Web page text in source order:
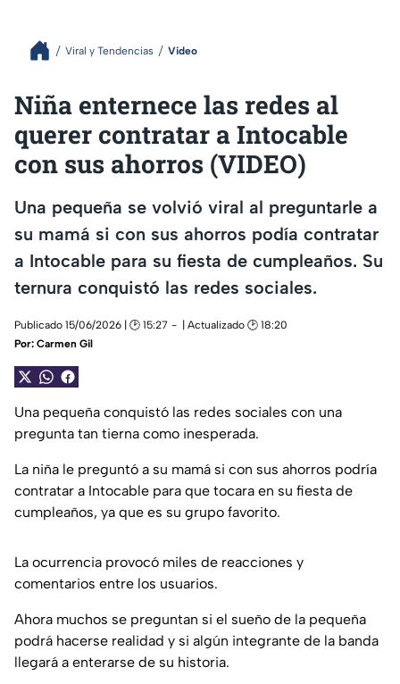
Viral y Tendencias Video
Niña enternece las redes al
querer contratar a Intocable
con sus ahorros (VIDEO)
Una pequeña se volvió viral al preguntarle a
su mamá si con sus ahorros podía contratar
a Intocable para su fiesta de cumpleaños. Su
ternura conquistó las redes sociales.
Publicado 15/06/2026 | 🕑 15:27
| Actualizado 🕑 18:20
Por: Carmen Gil
Una pequeña conquistó las redes sociales con una
pregunta tan tierna como inesperada.
La niña le preguntó a su mamá si con sus ahorros podría
contratar a Intocable para que tocara en su fiesta de
cumpleaños, ya que es su grupo favorito.
La ocurrencia provocó miles de reacciones y
comentarios entre los usuarios.
Ahora muchos se preguntan si el sueño de la pequeña
podrá hacerse realidad y si algún integrante de la banda
llegará a enterarse de su historia.